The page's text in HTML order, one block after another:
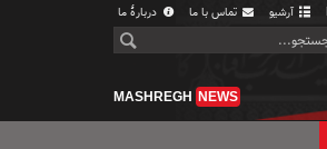
آرشیو تماس با ما دربارهٔ ما
MASHREGH NEWS